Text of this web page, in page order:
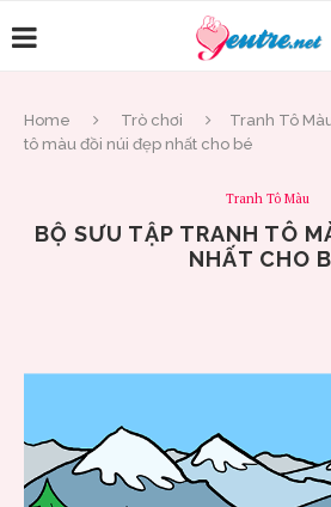
Home Trò chơi Tranh Tô
tô màu đồi núi đẹp nhất cho bé
Tranh Tô Màu
BỘ SƯU TẬP TRANH TÔ
NHẤT CHO